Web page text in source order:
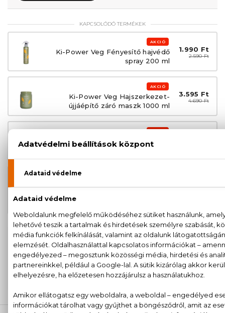
KAPCSOLÓDÓ TERMÉKEK
AKCIÓ
Ki-Power Veg Fényesítő hajvédő
spray 200 ml
1.990 Ft
2.590 Ft
AKCIÓ
Ki-Power Veg Hajszerkezet-
újjáépítő záró maszk 1000 ml
3.595 Ft
4.690 Ft
Ki-Power Veg Hajszerkezet-
újjáépítő előkészítő sampon 300 ml
Ki-Power Veg Hajszerkezet-
újjáépítő előkészítő sampon 1000
3.479 Ft
100% eredeti termékek, 14 napos visszaküldési
garanciával
Kérdésed van, elakadtál? Hívd ügyfélszolgálatunkat:+36
20 779 1924